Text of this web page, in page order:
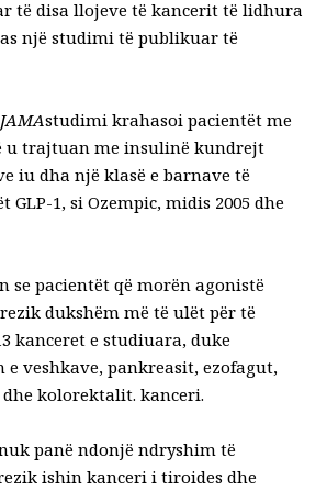
të disa llojeve të kancerit të lidhura
një studimi të publikuar të
JAMAstudimi krahasoi pacientët me
u trajtuan me insulinë kundrejt
iu dha një klasë e barnave të
1, si Ozempic, midis 2005 dhe
se pacientët që morën agonistë
dukshëm më të ulët për të
kanceret e studiuara, duke
veshkave, pankreasit, ezofagut,
dhe kolorektalit. kanceri.
panë ndonjë ndryshim të
ishin kanceri i tiroides dhe